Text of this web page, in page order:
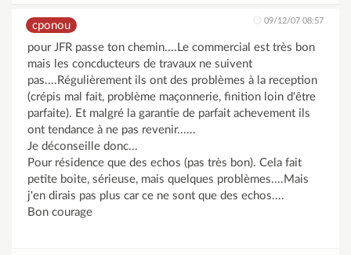
cponou 09/12/07 08:57
pour JFR passe ton chemin....Le commercial est très bon
mais les concducteurs de travaux ne suivent
pas....Régulièrement ils ont des problèmes à la reception
(crépis mal fait, problème maçonnerie, finition loin d'être
parfaite). Et malgré la garantie de parfait achevement ils
ont tendance à ne pas revenir......
Je déconseille donc...
Pour résidence que des echos (pas très bon). Cela fait
petite boite, sérieuse, mais quelques problèmes....Mais
j'en dirais pas plus car ce ne sont que des echos....
Bon courage